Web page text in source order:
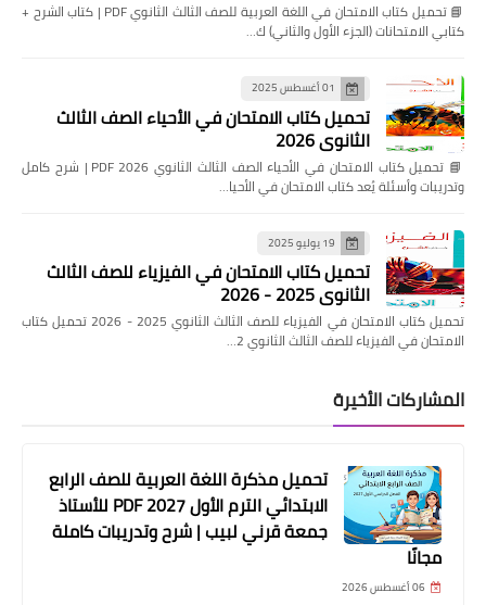
📘 تحميل كتاب الامتحان في اللغة العربية للصف الثالث الثانوي PDF | كتاب الشرح +
كتابي الامتحانات (الجزء الأول والثاني) ك…
01 أغسطس 2025
تحميل كتاب الامتحان في الأحياء الصف الثالث
الثانوي 2026
📘 تحميل كتاب الامتحان في الأحياء الصف الثالث الثانوي 2026 PDF | شرح كامل
وتدريبات وأسئلة يُعد كتاب الامتحان في الأحيا…
19 يوليو 2025
تحميل كتاب الامتحان في الفيزياء للصف الثالث
الثانوي 2025 - 2026
تحميل كتاب الامتحان في الفيزياء للصف الثالث الثانوي 2025 - 2026 تحميل كتاب
الامتحان في الفيزياء للصف الثالث الثانوي 2…
المشاركات الأخيرة
تحميل مذكرة اللغة العربية للصف الرابع
الابتدائي الترم الأول 2027 PDF للأستاذ
جمعة قرني لبيب | شرح وتدريبات كاملة
مجانًا
06 أغسطس 2026